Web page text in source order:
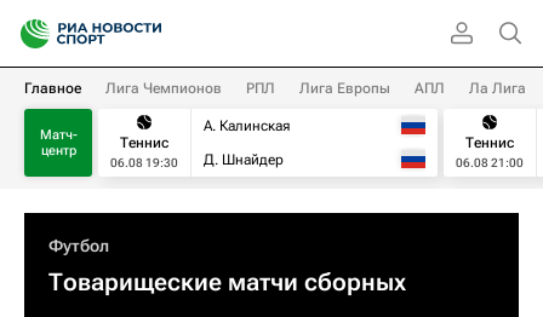
Главное Лига Чемпионов РПЛ Лига Европы АПЛ Ла Лига
Матч-
центр
Теннис
06.08 19:30
А. Калинская
Д. Шнайдер
Теннис
06.08 21:00
Футбол
Товарищеские матчи сборных